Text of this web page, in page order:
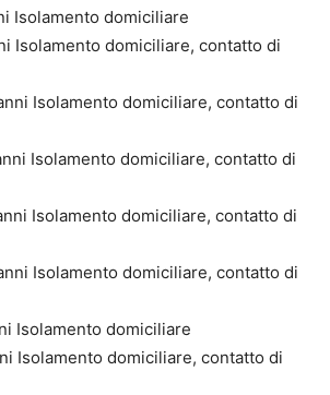
Isolamento domiciliare
Isolamento domiciliare, contatto di
Isolamento domiciliare, contatto di
Isolamento domiciliare, contatto di
Isolamento domiciliare, contatto di
Isolamento domiciliare, contatto di
Isolamento domiciliare
Isolamento domiciliare, contatto di